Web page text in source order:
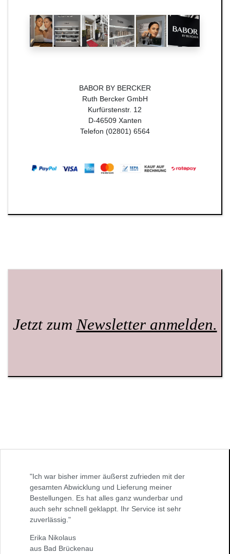
BABOR BY BERCKER
Ruth Bercker GmbH
Kurfürstenstr. 12
D-46509 Xanten
Telefon (02801) 6564
Jetzt zumNewsletter anmelden.
"Ich war bisher immer äußerst zufrieden mit der
gesamten Abwicklung und Lieferung meiner
Bestellungen. Es hat alles ganz wunderbar und
auch sehr schnell geklappt. Ihr Service ist sehr
zuverlässig."
Erika Nikolaus
aus Bad Brückenau